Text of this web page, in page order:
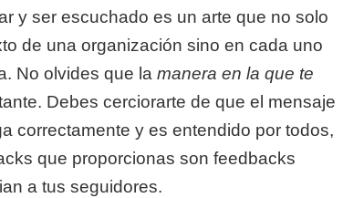
y ser escuchado es un arte que no solo
de una organización sino en cada uno
No olvides que la manera en la que te
Debes cerciorarte de que el mensaje
correctamente y es entendido por todos,
que proporcionas son feedbacks
a tus seguidores.